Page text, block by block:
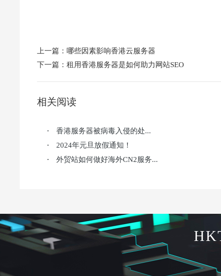
上一篇： 哪些因素影响香港云服务器
下一篇： 租用香港服务器是如何助力网站SEO
相关阅读
· 香港服务器被病毒入侵的处...
· 2024年元旦放假通知！
· 外贸站如何做好海外CN2服务...